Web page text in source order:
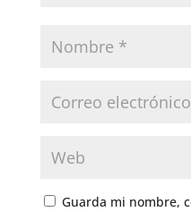
Guarda mi nombre,